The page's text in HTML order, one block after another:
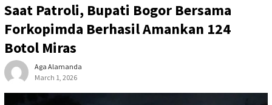
Saat Patroli, Bupati Bogor Bersama
Forkopimda Berhasil Amankan 124
Botol Miras
Aga Alamanda
March 1, 2026